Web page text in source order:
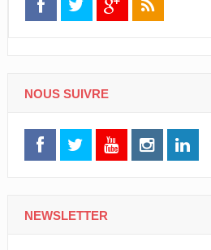
NOUS SUIVRE
NEWSLETTER